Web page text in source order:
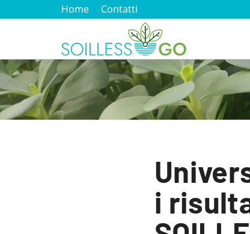
Home Contatti
i